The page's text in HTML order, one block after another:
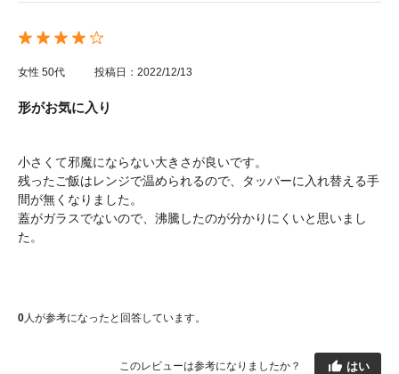
女性 50代 投稿日：2022/12/13
形がお気に入り
小さくて邪魔にならない大きさが良いです。
残ったご飯はレンジで温められるので、タッパーに入れ替える手
間が無くなりました。
蓋がガラスでないので、沸騰したのが分かりにくいと思いまし
た。
0人が参考になったと回答しています。
このレビューは参考になりましたか？ はい